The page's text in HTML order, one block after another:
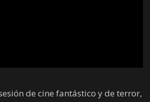
de cine fantástico y de terror,